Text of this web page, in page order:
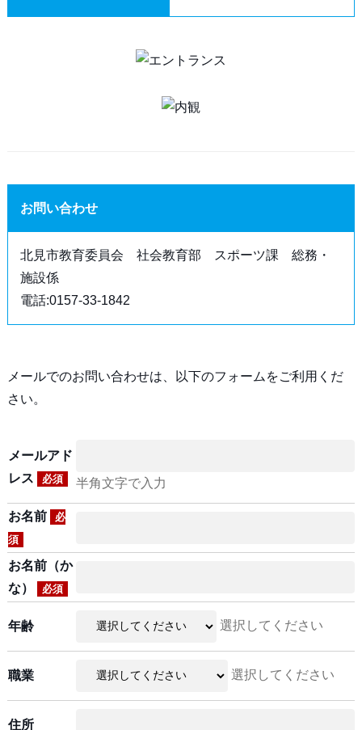
お問い合わせ
北見市教育委員会 社会教育部 スポーツ課 総務・
施設係
電話:0157-33-1842
メールでのお問い合わせは、以下のフォームをご利用くだ
さい。
メールアド
レス
必須 半角文字で入力
お名前
必
須
お名前（か
な）
必須
年齢 選択してください
職業 選択してください
住所